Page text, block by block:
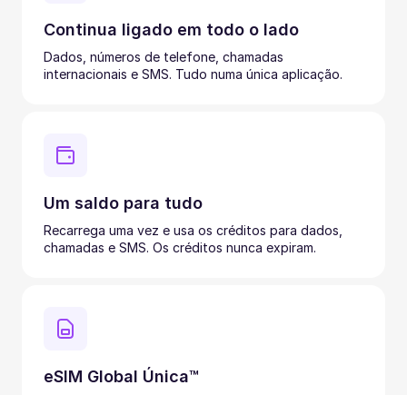
Continua ligado em todo o lado
Dados, números de telefone, chamadas
internacionais e SMS. Tudo numa única aplicação.
Um saldo para tudo
Recarrega uma vez e usa os créditos para dados,
chamadas e SMS. Os créditos nunca expiram.
eSIM Global Única™